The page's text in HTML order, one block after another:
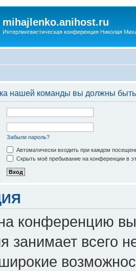
mihajlenko.anihost.ru
Интерлингвистическая конференция Николая
нашей команды вы должны
Забыли пароль?
Автоматически входить при каждом
Скрыть моё пребывание на конференции в
конференцию
занимает всего